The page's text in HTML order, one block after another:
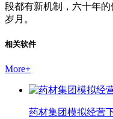
段都有新机制，六十年
岁月。
相关软件
More+
药材集团模拟经营